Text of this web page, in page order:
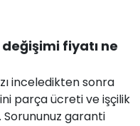
fiyatı ne
inceledikten sonra
parça ücreti ve işçilik
Sorununuz garanti